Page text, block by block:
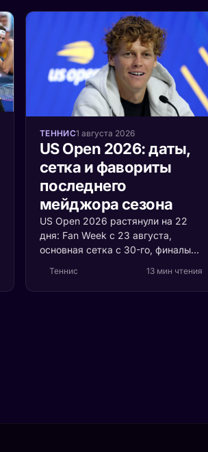
ТЕННИС1 августа 2026
US Open 2026: даты,
сетка и фавориты
последнего
мейджора сезона
US Open 2026 растянули на 22
дня: Fan Week с 23 августа,
основная сетка с 30-го, финалы
Синнера, Зверева и Алькараса и
Теннис 13 мин чтения